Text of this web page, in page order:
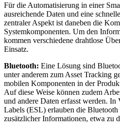
Für die Automatisierung in einer
ausreichende Daten und eine
zentraler Aspekt ist daneben die
Systemkomponenten. Um den
kommen verschiedene drahtlose
Einsatz.
Bluetooth: Eine Lösung sind
unter anderem zum Asset Tracking
mobilen Komponenten in der
Auf diese Weise können zudem
und andere Daten erfasst werden.
Labels (ESL) erlauben die
zusätzlicher Informationen, etwa zu